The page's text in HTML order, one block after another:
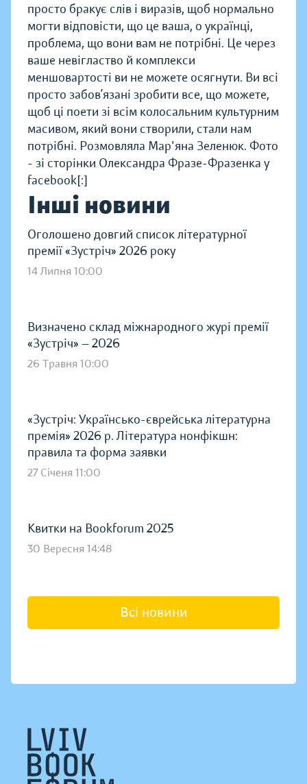
просто бракує слів і виразів, щоб нормально
могти відповісти, що це ваша, о українці,
проблема, що вони вам не потрібні. Це через
ваше невігластво й комплекси
меншовартості ви не можете осягнути. Ви всі
просто забов’язані зробити все, що можете,
щоб ці поети зі всім колосальним культурним
масивом, який вони створили, стали нам
потрібні. Розмовляла Мар'яна Зеленюк. Фото
- зі сторінки Олександра Фразе-Фразенка у
facebook[:]
Інші новини
Оголошено довгий список літературної
премії «Зустріч» 2026 року
14 Липня 10:00
Визначено склад міжнародного журі премії
«Зустріч» — 2026
26 Травня 10:00
«Зустріч: Українсько-єврейська літературна
премія» 2026 р. Література нонфікшн:
правила та форма заявки
27 Січеня 11:00
Квитки на Bookforum 2025
30 Вересня 14:48
Всі новини